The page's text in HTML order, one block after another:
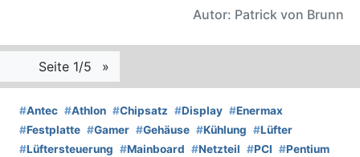
Autor: Patrick von Brunn
Seite 1/5 »
#Antec #Athlon #Chipsatz #Display #Enermax
#Festplatte #Gamer #Gehäuse #Kühlung #Lüfter
#Lüftersteuerung #Mainboard #Netzteil #PCI #Pentium